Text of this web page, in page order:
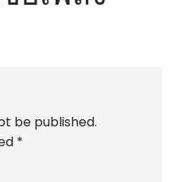
be published.
*